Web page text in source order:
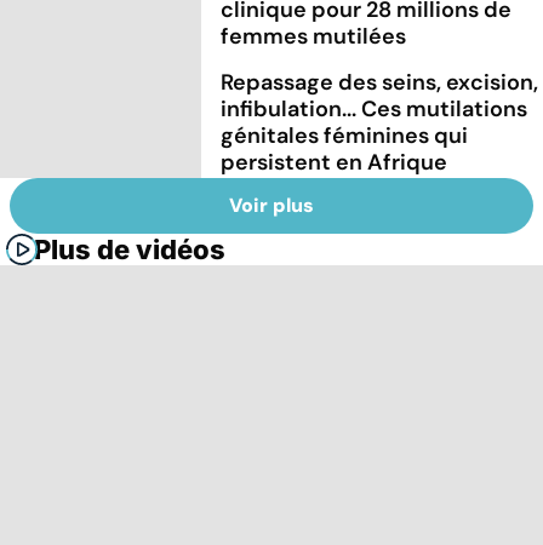
clinique pour 28 millions de
femmes mutilées
Repassage des seins, excision,
infibulation... Ces mutilations
génitales féminines qui
persistent en Afrique
Voir plus
Plus de vidéos